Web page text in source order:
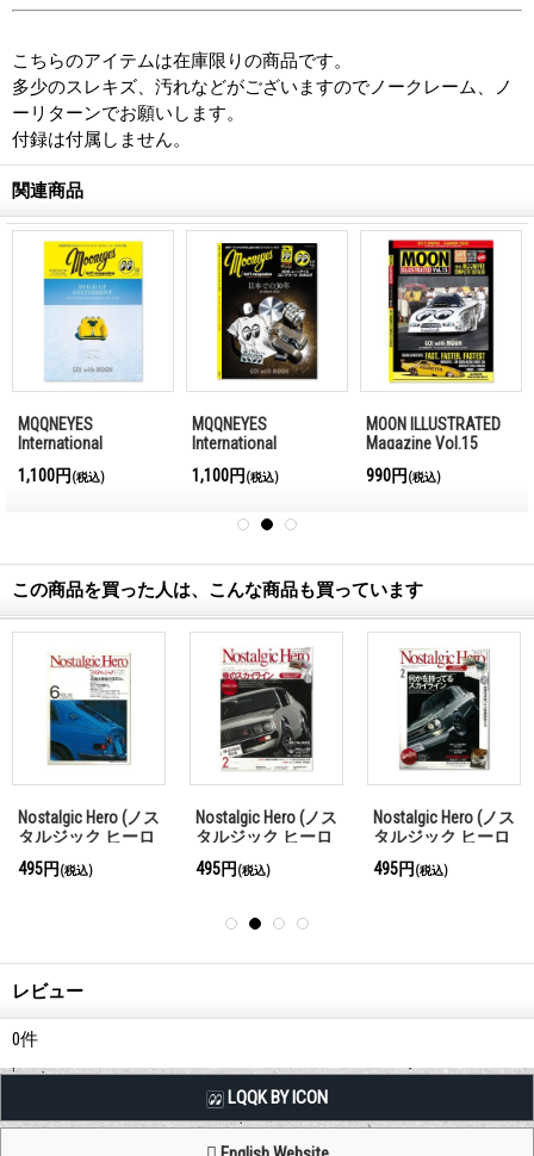
こちらのアイテムは在庫限りの商品です。
多少のスレキズ、汚れなどがございますのでノークレーム、ノ
ーリターンでお願いします。
付録は付属しません。
関連商品
MQQNEYES
International
2016-2017
1,100円 (税込)
MQQNEYES
International
2016
1,100円 (税込)
MOON ILLUSTRATED
Magazine Vol.15
990円 (税込)
この商品を買った人は、こんな商品も買っています
Nostalgic Hero (ノス
タルジック ヒーロ
495円 (税込)
Nostalgic Hero (ノス
タルジック ヒーロ
495円 (税込)
Nostalgic Hero (ノス
タルジック ヒーロ
495円 (税込)
レビュー
0件
LQQK BY ICON